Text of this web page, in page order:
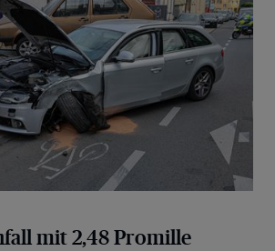
mit 2,48 Promille